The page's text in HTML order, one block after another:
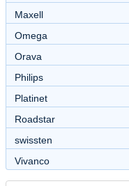
Maxell
Omega
Orava
Philips
Platinet
Roadstar
swissten
Vivanco